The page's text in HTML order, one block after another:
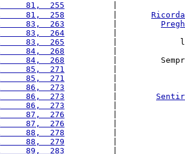
81,  255
81,  258
83,  263
83,  264
83,  265
|
84,  268
84,  268
|
85,  271
85,  271
86,  273
86,  273
86,  273
87,  276
87,  276
88,  278
88,  279
89,  283